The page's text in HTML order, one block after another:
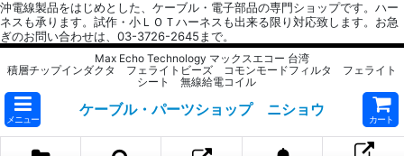
沖電線製品をはじめとした、ケーブル・電子部品の専門ショップです。ハー
ネスも承ります。試作・小ＬＯＴハーネスも出来る限り対応致します。お急
ぎのお問い合わせは、03-3726-2645まで。
Max Echo Technology マックスエコー 台湾
積層チップインダクタ フェライトビーズ コモンモードフィルタ フェライト
シート 無線給電コイル
メニュー
ケーブル・パーツショップ ニショウ
カート